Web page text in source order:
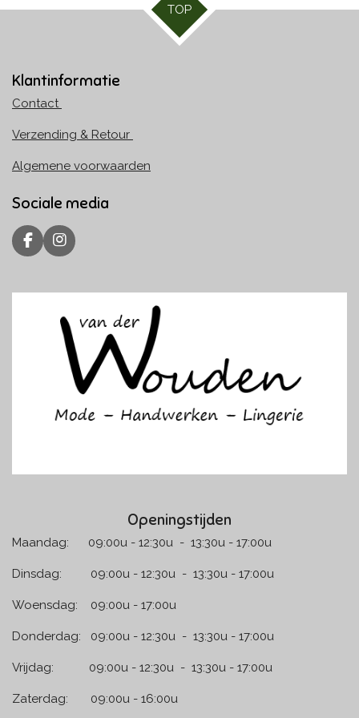
TOP
Klantinformatie
Contact
Verzending & Retour
Algemene voorwaarden
Sociale media
F
a
e
I
n
t
g
r
a
m
Openingstijden
Maandag: 09:00u - 12:30u - 13:30u - 17:00u
Dinsdag: 09:00u - 12:30u - 13:30u - 17:00u
Woensdag: 09:00u - 17:00u
Donderdag: 09:00u - 12:30u - 13:30u - 17:00u
Vrijdag: 09:00u - 12:30u - 13:30u - 17:00u
Zaterdag: 09:00u - 16:00u